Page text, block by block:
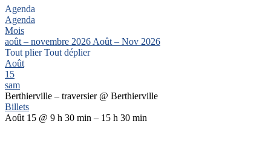
Agenda
Agenda
Mois
août – novembre 2026 Août – Nov 2026
Tout plierTout déplier
Août
15
sam
Berthierville – traversier @ Berthierville
Billets
Août 15 @ 9 h 30 min – 15 h 30 min